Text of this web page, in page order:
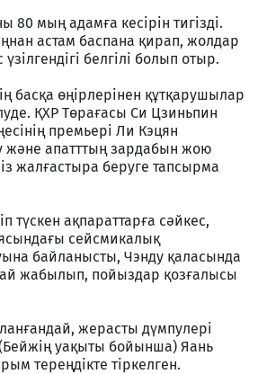
80 мың адамға кесірін тигізді.
астам баспана қирап, жолдар
белгілі болып отыр.
басқа өңірлерінен құтқарушылар
ҚХР Төрағасы Си Цзиньпин
премьері Ли Кэцян
және апатттың зардабын жою
жалғастыра беруге тапсырма
түскен ақпараттарға сәйкес,
сейсмикалық
байланысты, Чэнду қаласында
жабылып, пойыздар қозғалысы
жерасты дүмпулері
(Бейжің уақыты бойынша) Яань
тереңдікте тіркелген.